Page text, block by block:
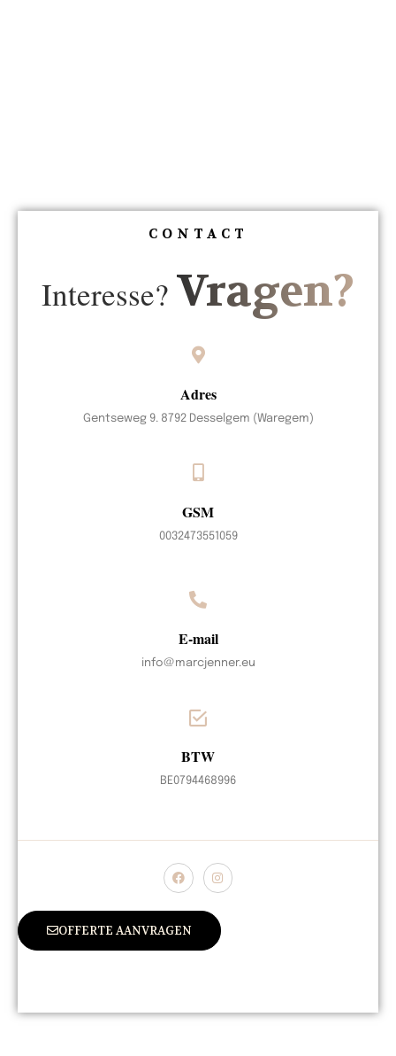
CONTACT
Interesse? Vragen?
Adres
Gentseweg 9. 8792 Desselgem (Waregem)
GSM
0032473551059
E-mail
info@marcjenner.eu
BTW
BE0794468996
OFFERTE AANVRAGEN